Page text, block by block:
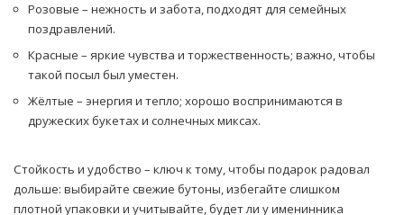
Розовые – нежность и забота, подходят для семейных
поздравлений.
Красные – яркие чувства и торжественность; важно, чтобы
такой посыл был уместен.
Жёлтые – энергия и тепло; хорошо воспринимаются в
дружеских букетах и солнечных миксах.
Стойкость и удобство – ключ к тому, чтобы подарок радовал
дольше: выбирайте свежие бутоны, избегайте слишком
плотной упаковки и учитывайте, будет ли у именинника